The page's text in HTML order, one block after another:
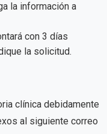
la información a
con 3 días
la solicitud.
clínica debidamente
al siguiente correo